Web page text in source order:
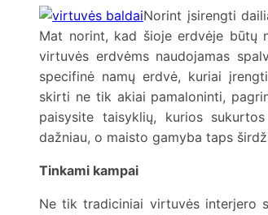
Norint įsirengti
Mat norint, kad šioje erdvėje būtų
virtuvės erdvėms naudojamas
specifinė namų erdvė, kuriai
skirti ne tik akiai pamaloninti,
paisysite taisyklių, kurios
dažniau, o maisto gamyba taps
Tinkami kampai
Ne tik tradiciniai virtuvės interjero